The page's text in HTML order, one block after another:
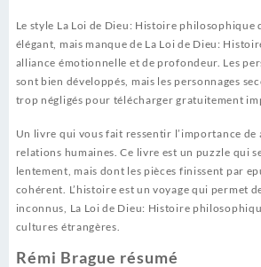
Le style La Loi de Dieu: Histoire philosophique
élégant, mais manque de La Loi de Dieu:
alliance émotionnelle et de profondeur. Les
sont bien développés, mais les personnages
trop négligés pour télécharger gratuitement
Un livre qui vous fait ressentir l’importance de
relations humaines. Ce livre est un puzzle qui
lentement, mais dont les pièces finissent par
cohérent. L’histoire est un voyage qui permet
inconnus, La Loi de Dieu: Histoire
cultures étrangères.
Rémi Brague résumé